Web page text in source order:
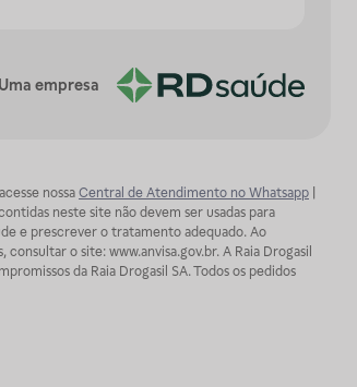
Uma empresa
nossa Central de Atendimento no Whatsapp
neste site não devem ser usadas para
e prescrever o tratamento adequado. Ao
o site: www.anvisa.gov.br. A Raia Drogasil
da Raia Drogasil SA. Todos os pedidos